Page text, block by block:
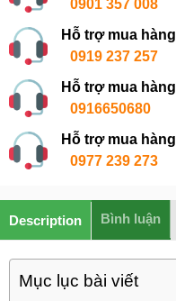
0901 357 008
Hỗ trợ mua hàng
0919 237 257
Hỗ trợ mua hàng
0916650680
Hỗ trợ mua hàng
0977 239 273
Description Bình luận
Mục lục bài viết